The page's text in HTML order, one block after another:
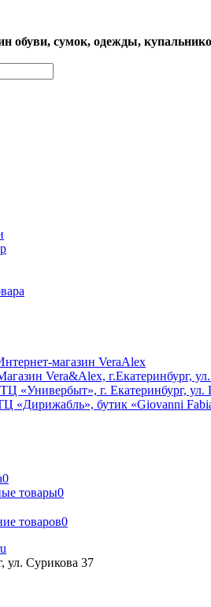
обуви, сумок, одежды,
магазин VeraAlex
Vera&Alex, г.Екатеринбург,
ТЦ «Универбыт», г. Екатеринбург, ул.
«Дирижабль», бутик «Giovanni
0
товары0
товаров0
ул. Сурикова 37